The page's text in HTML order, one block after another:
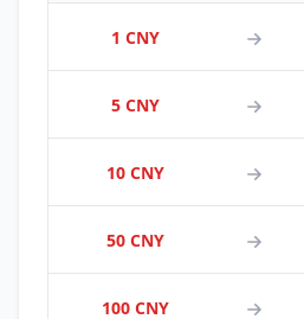
1 CNY
5 CNY
10 CNY
50 CNY
100 CNY